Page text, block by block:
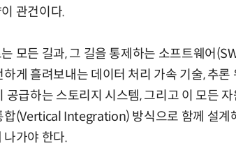
관건이다.
모든 길과, 그 길을 통제하는 소프트웨어
게 흘려보내는 데이터 처리 가속 기술, 추론
공급하는 스토리지 시스템, 그리고 이 모든
합(Vertical Integration) 방식으로 함께 설계
나가야 한다.